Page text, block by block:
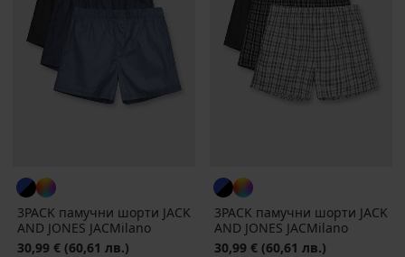
3PACK памучни шорти JACK
AND JONES JACMilano
30,99 € (60,61 лв.)
3PACK памучни шорти JACK
AND JONES JACMilano
30,99 € (60,61 лв.)